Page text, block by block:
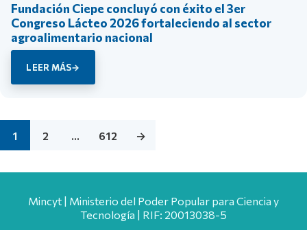
Fundación Ciepe concluyó con éxito el 3er
Congreso Lácteo 2026 fortaleciendo al sector
agroalimentario nacional
LEER MÁS
1 2 … 612 →
Mincyt | Ministerio del Poder Popular para Ciencia y
Tecnología | RIF: 20013038-5